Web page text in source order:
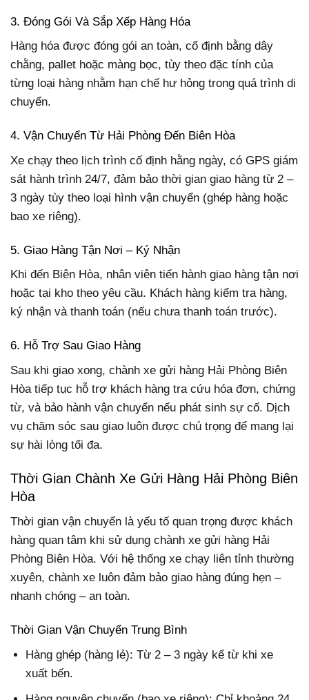
3. Đóng Gói Và Sắp Xếp Hàng Hóa
Hàng hóa được đóng gói an toàn, cố định bằng dây
chằng, pallet hoặc màng bọc, tùy theo đặc tính của
từng loại hàng nhằm hạn chế hư hỏng trong quá trình di
chuyển.
4. Vận Chuyển Từ Hải Phòng Đến Biên Hòa
Xe chạy theo lịch trình cố định hằng ngày, có GPS giám
sát hành trình 24/7, đảm bảo thời gian giao hàng từ 2 –
3 ngày tùy theo loại hình vận chuyển (ghép hàng hoặc
bao xe riêng).
5. Giao Hàng Tận Nơi – Ký Nhận
Khi đến Biên Hòa, nhân viên tiến hành giao hàng tận nơi
hoặc tại kho theo yêu cầu. Khách hàng kiểm tra hàng,
ký nhận và thanh toán (nếu chưa thanh toán trước).
6. Hỗ Trợ Sau Giao Hàng
Sau khi giao xong, chành xe gửi hàng Hải Phòng Biên
Hòa tiếp tục hỗ trợ khách hàng tra cứu hóa đơn, chứng
từ, và bảo hành vận chuyển nếu phát sinh sự cố. Dịch
vụ chăm sóc sau giao luôn được chú trọng để mang lại
sự hài lòng tối đa.
Thời Gian Chành Xe Gửi Hàng Hải Phòng Biên
Hòa
Thời gian vận chuyển là yếu tố quan trọng được khách
hàng quan tâm khi sử dụng chành xe gửi hàng Hải
Phòng Biên Hòa. Với hệ thống xe chạy liên tỉnh thường
xuyên, chành xe luôn đảm bảo giao hàng đúng hẹn –
nhanh chóng – an toàn.
Thời Gian Vận Chuyển Trung Bình
Hàng ghép (hàng lẻ): Từ 2 – 3 ngày kể từ khi xe
xuất bến.